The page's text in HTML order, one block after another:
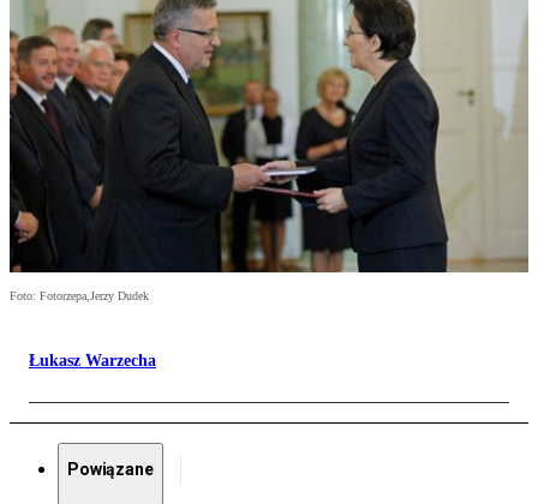
Foto: Fotorzepa,Jerzy Dudek
Łukasz Warzecha
Powiązane